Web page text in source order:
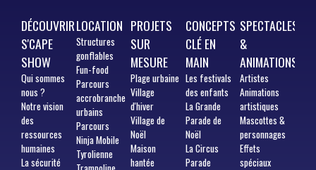
DÉCOUVRIR
S'CAPE
SHOW
Quisommes
nous ?
Notre vision
des
ressources
humaines
La sécurité
LOCATION
Structures
gonflables
Fun-food
Parcours
accrobranche
urbains
Parcours
Ninja Mobile
Tyrolienne
PROJETS
SUR
MESURE
Plage urbaine
Village
d'hiver
Village de
Noël
Maison
hantée
CONCEPTS
CLÉ EN
MAIN
Les festivals
des enfants
La Grande
Parade de
Noël
La Circus
Parade
SPECTACLES
&
ANIMATIONS
Artistes
Animations
artistiques
Mascottes &
personnages
Effets
spéciaux